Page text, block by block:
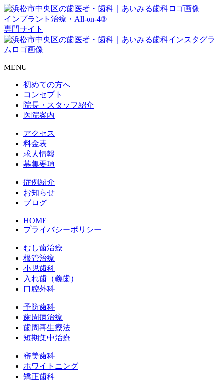
インプラント治療・All-on-4®
専門サイト
MENU
初めての方へ
コンセプト
院長・スタッフ紹介
医院案内
アクセス
料金表
求人情報
募集要項
症例紹介
お知らせ
ブログ
HOME
プライバシーポリシー
むし歯治療
根管治療
小児歯科
入れ歯（義歯）
口腔外科
予防歯科
歯周病治療
歯周再生療法
短期集中治療
審美歯科
ホワイトニング
矯正歯科